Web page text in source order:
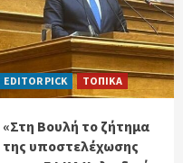
EDITOR PICK ΤΟΠΙΚΑ
«Στη Βουλή το ζήτημα
της υποστελέχωσης